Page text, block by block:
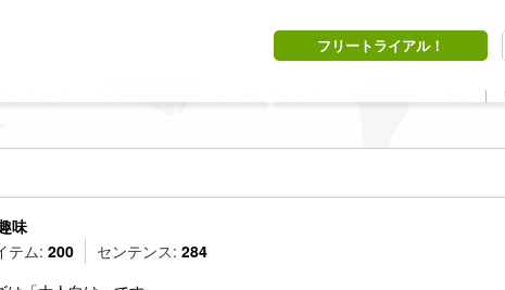
フリートライアル！
味
テム: 200 センテンス: 284